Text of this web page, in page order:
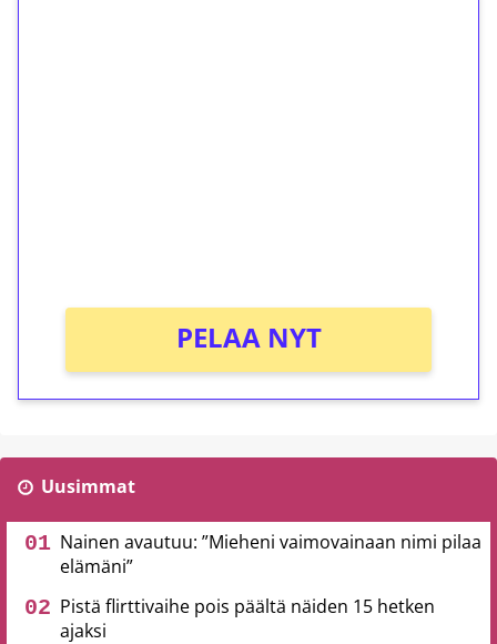
PELAA NYT
Uusimmat
Nainen avautuu: ”Mieheni vaimovainaan nimi pilaa
elämäni”
Pistä flirttivaihe pois päältä näiden 15 hetken
ajaksi